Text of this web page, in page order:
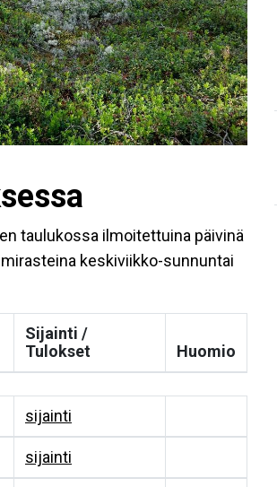
taulukossa ilmoitettuina päivinä
keskiviikko-sunnuntai
Sijainti /
Tulokset
Huomio
sijainti
sijainti